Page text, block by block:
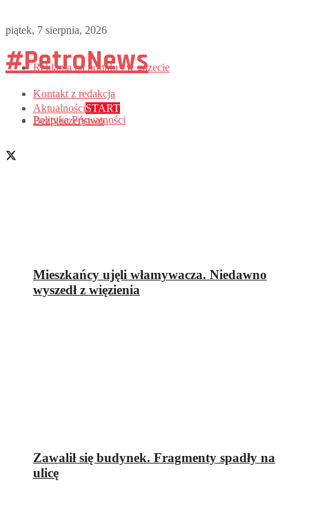
piątek, 7 sierpnia, 2026
Reklama na portalu i w gazecie
Kontakt z redakcją
Polityka Prywatności
#PetroNews
AktualnościSTART
Bezpieczeństwo
Mieszkańcy ujęli włamywacza. Niedawno
wyszedł z więzienia
Zawalił się budynek. Fragmenty spadły na
ulicę